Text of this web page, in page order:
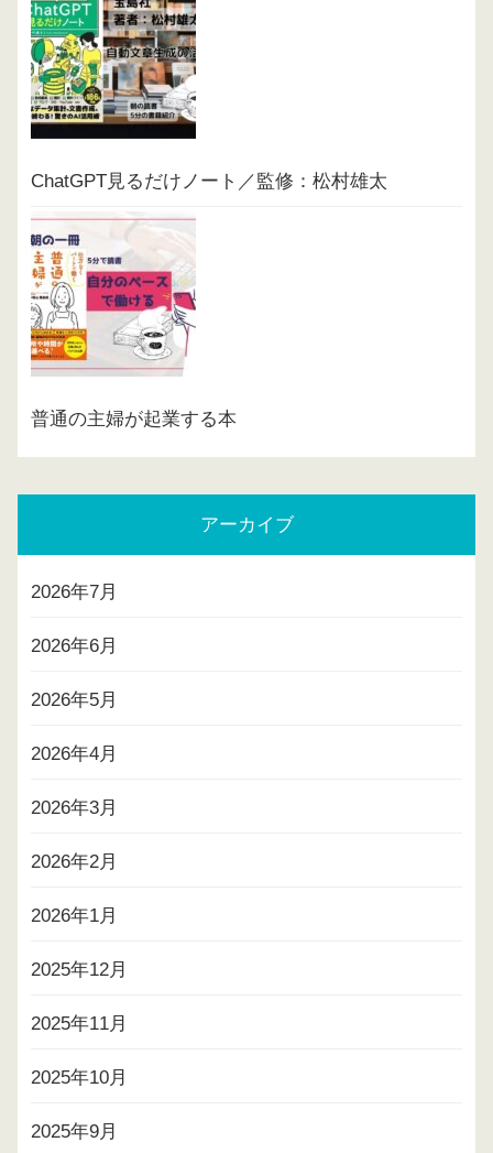
ChatGPT見るだけノート／監修：松村雄太
普通の主婦が起業する本
アーカイブ
2026年7月
2026年6月
2026年5月
2026年4月
2026年3月
2026年2月
2026年1月
2025年12月
2025年11月
2025年10月
2025年9月